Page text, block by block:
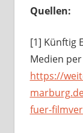
Quellen:
[1] Künftig
Medien
https://
fuer-